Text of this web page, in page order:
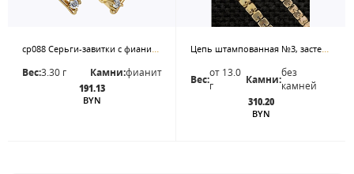
ср088 Серьги-завитки с фианитами
Вес:3.30 г Камни:фианит
191.13
BYN
Цепь штампованная №3, застежка-карабин. Цена - за 50 см.
Вес:от 13.0
г
Камни:без
камней
310.20
BYN